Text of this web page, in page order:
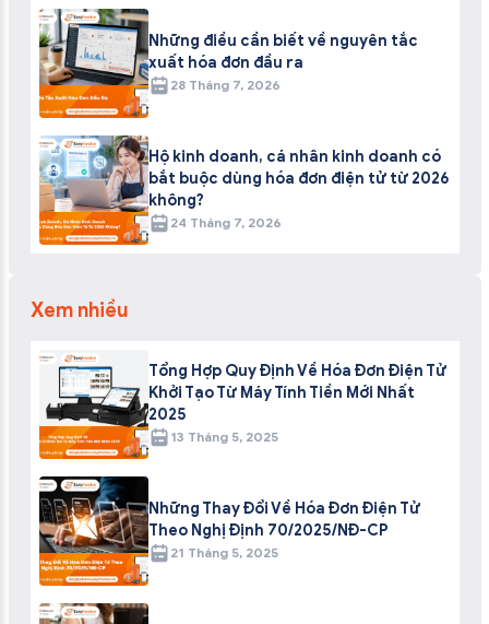
Những điều cần biết về nguyên tắc
xuất hóa đơn đầu ra
28 Tháng 7, 2026
Hộ kinh doanh, cá nhân kinh doanh có
bắt buộc dùng hóa đơn điện tử từ 2026
không?
24 Tháng 7, 2026
Xem nhiều
Tổng Hợp Quy Định Về Hóa Đơn Điện Tử
Khởi Tạo Từ Máy Tính Tiền Mới Nhất
2025
13 Tháng 5, 2025
Những Thay Đổi Về Hóa Đơn Điện Tử
Theo Nghị Định 70/2025/NĐ-CP
21 Tháng 5, 2025